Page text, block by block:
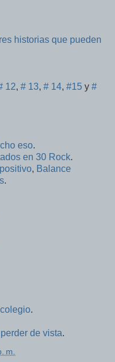
historias que pueden
12, # 13, # 14, #15 y #
eso.
en 30 Rock.
, Balance
.
.
de vista.
m.